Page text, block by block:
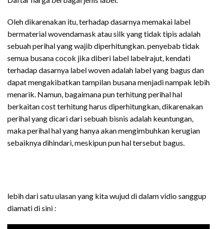
Oleh dikarenakan itu, terhadap dasarnya memakai label
bermaterial wovendamask atau silk yang tidak tipis adalah
sebuah perihal yang wajib diperhitungkan. penyebab tidak
semua busana cocok jika diberi label labelrajut, kendati
terhadap dasarnya label woven adalah label yang bagus dan
dapat mengakibatkan tampilan busana menjadi nampak lebih
menarik. Namun, bagaimana pun terhitung perihal hal
berkaitan cost terhitung harus diperhitungkan, dikarenakan
perihal yang dicari dari sebuah bisnis adalah keuntungan,
maka perihal hal yang hanya akan mengimbuhkan kerugian
sebaiknya dihindari, meskipun pun hal tersebut bagus.
lebih dari satu ulasan yang kita wujud di dalam vidio sanggup
diamati di sini :